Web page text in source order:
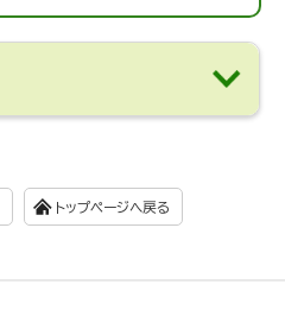
トップページへ戻る